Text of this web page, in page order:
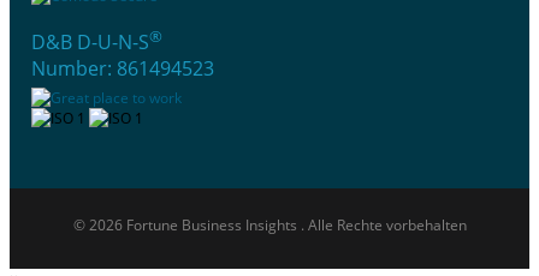
D&B D-U-N-S®
Number: 861494523
© 2026 Fortune Business Insights . Alle Rechte vorbehalten